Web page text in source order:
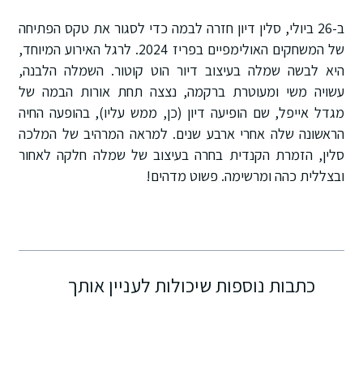
ב-26 ביולי, סלין דיון חזרה לבמה כדי לסגור את טקס הפתיחה
של המשחקים האולימפיים בפריז 2024. לרגל האירוע המיוחד,
היא לבשה שמלה בעיצוב דיור הוט קוטור. השמלה הלבנה,
עשויה משי ומעוטרת ברקמה, נצצה תחת אורות הבמה של
מגדל אייפל, שם הופיעה דיון (כן, ממש עליו), בהופעה החיה
הראשונה שלה אחרי ארבע שנים. למראה המרהיב של המלכה
סלין, הזמרת הקנדית בחרה בעיצוב של שמלה חלקה לאחור
ובצללית כהה ומרשימה. פשוט מדהים!
כתבות נוספות שיכולות לעניין אותך